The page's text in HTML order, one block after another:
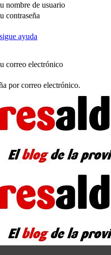
nombre de usuario
contraseña
ayuda
correo electrónico
por correo electrónico.